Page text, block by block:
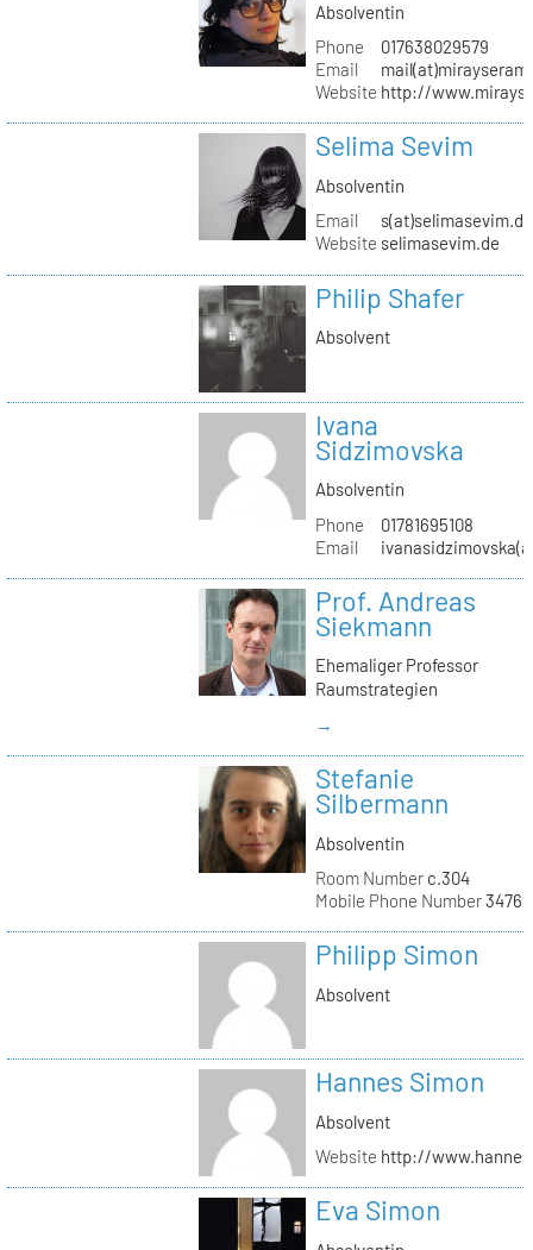
Absolventin
Phone
017638029579
Email
Website http://
Selima Sevim
Absolventin
Email
s(at)selimasevim.de
Website selimasevim.de
Philip Shafer
Absolvent
Ivana
Sidzimovska
Absolventin
Phone
01781695108
Email
Prof. Andreas
Siekmann
Ehemaliger Professor
Raumstrategien
→
Stefanie
Silbermann
Absolventin
Room Numberc.304
Mobile Phone Number
Philipp Simon
Absolvent
Hannes Simon
Absolvent
Website http://
Eva Simon